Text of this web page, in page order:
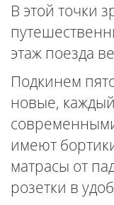
В этой точки
этаж поезда
Подкинем
новые,
имеют
матрасы от
розетки в